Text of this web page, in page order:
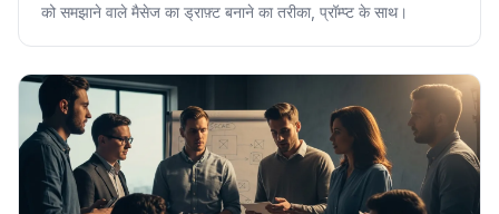
को समझाने वाले मैसेज का ड्राफ़्ट बनाने का तरीका, प्रॉम्प्ट के साथ।